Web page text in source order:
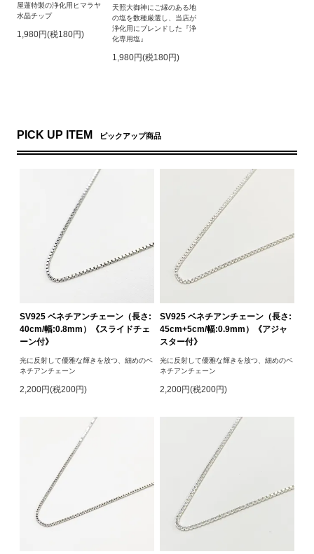
屋蓮特製の浄化用ヒマラヤ
水晶チップ
1,980円(税180円)
天照大御神にご縁のある地
の塩を数種厳選し、当店が
浄化用にブレンドした『浄
化専用塩』
1,980円(税180円)
PICK UP ITEM ピックアップ商品
SV925 ベネチアンチェーン（長さ:
40cm/幅:0.8mm）《スライドチェ
ーン付》
光に反射して優雅な輝きを放つ、細めのベ
ネチアンチェーン
2,200円(税200円)
SV925 ベネチアンチェーン（長さ:
45cm+5cm/幅:0.9mm）《アジャ
スター付》
光に反射して優雅な輝きを放つ、細めのベ
ネチアンチェーン
2,200円(税200円)